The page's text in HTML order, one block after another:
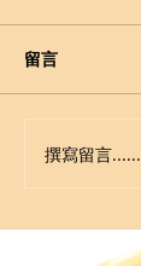
留言
撰寫留言......